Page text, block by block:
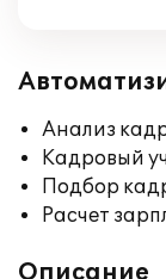
Анализ
Кадровый
Подбор
Расчет
Описание